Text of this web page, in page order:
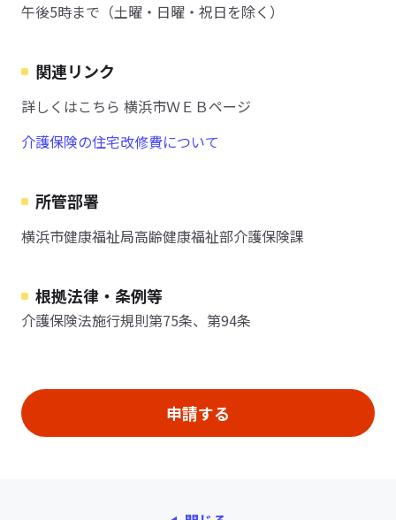
午後5時まで（土曜・日曜・祝日を除く）
関連リンク
詳しくはこちら 横浜市ＷＥＢページ
介護保険の住宅改修費について
所管部署
横浜市健康福祉局高齢健康福祉部介護保険課
根拠法律・条例等
介護保険法施行規則第75条、第94条